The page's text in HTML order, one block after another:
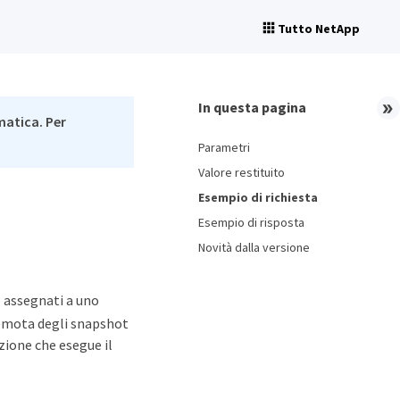
Tutto NetApp
Per
a uno
degli snapshot
che esegue il
In questa pagina
Parametri
Valore restituito
Esempio di richiesta
Esempio di risposta
Novità dalla versione